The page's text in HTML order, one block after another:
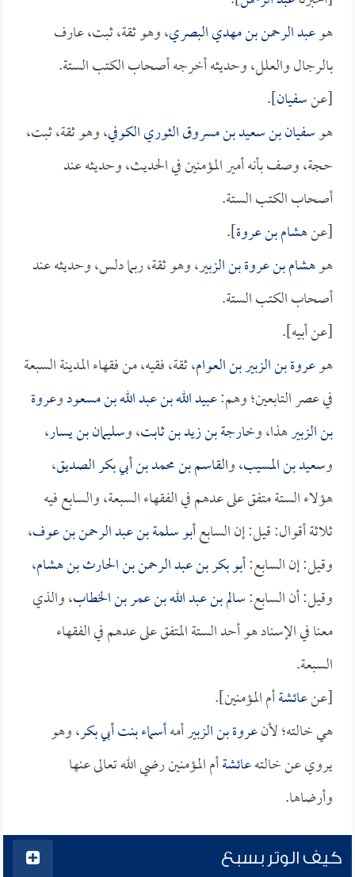
هوعبد الرحمن بن مهدي البصري، وهو ثقة، ثبت، عارف
بالرجال والعلل، وحديثه أخرجه أصحاب الكتب الستة.
[عنسفيان].
هوسفيان بن سعيد بن مسروق الثوري الكوفي، وهو ثقة، ثبت،
حجة، وصف بأنه أمير المؤمنين في الحديث، وحديثه عند
أصحاب الكتب الستة.
[عنهشام بن عروة].
هوهشام بن عروة بن الزبير، وهو ثقة، ربما دلس، وحديثه عند
أصحاب الكتب الستة.
[عن أبيه].
هوعروة بن الزبير بن العوام، ثقة، فقيه، من فقهاء المدينة السبعة
في عصر التابعين؛ وهم:عبيد الله بن عبد الله بن مسعودوعروة
بن الزبيرهذا، وخارجة بن زيد بن ثابت، وسليمان بن يسار،
وسعيد بن المسيب، والقاسم بن محمد بن أبي بكر الصديق،
هؤلاء الستة متفق على عدهم في الفقهاء السبعة، والسابع فيه
ثلاثة أقوال: قيل: إن السابعأبو سلمة بن عبد الرحمن بن عوف،
وقيل: إن السابع:أبو بكر بن عبد الرحمن بن الحارث بن هشام،
وقيل: أن السابع:سالم بن عبد الله بن عمر بن الخطاب، والذي
معنا في الإسناد هو أحد الستة المتفق على عدهم في الفقهاء
السبعة.
[عنعائشةأم المؤمنين].
هي خالته؛ لأنعروة بن الزبيرأمهأسماء بنت أبي بكر، وهو
يروي عن خالتهعائشةأم المؤمنين رضي الله تعالى عنها
وأرضاها.
كيف الوتر بسبع